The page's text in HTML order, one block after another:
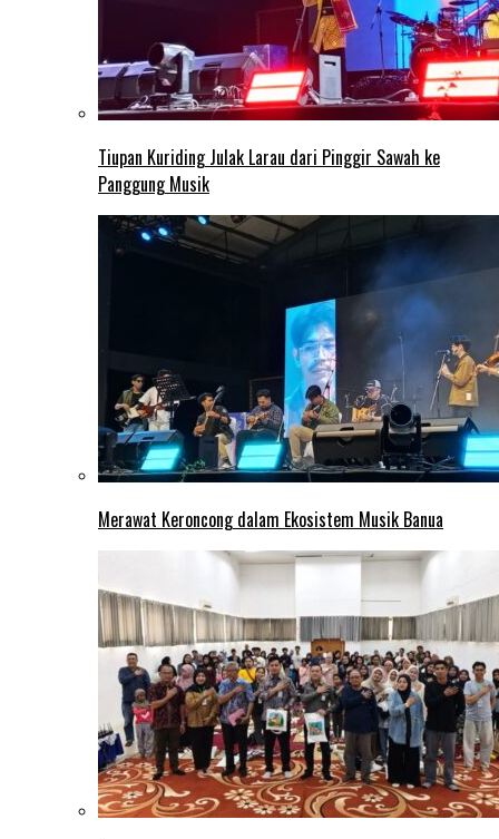
Tiupan Kuriding Julak Larau dari Pinggir Sawah ke
Panggung Musik
Merawat Keroncong dalam Ekosistem Musik Banua